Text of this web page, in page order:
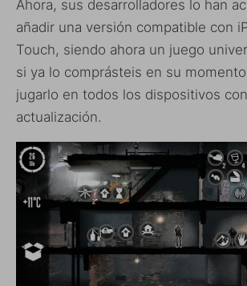
Ahora, sus desarrolladores lo han
añadir una versión compatible con
Touch, siendo ahora un juego
si ya lo comprásteis en su
jugarlo en todos los dispositivos
actualización.